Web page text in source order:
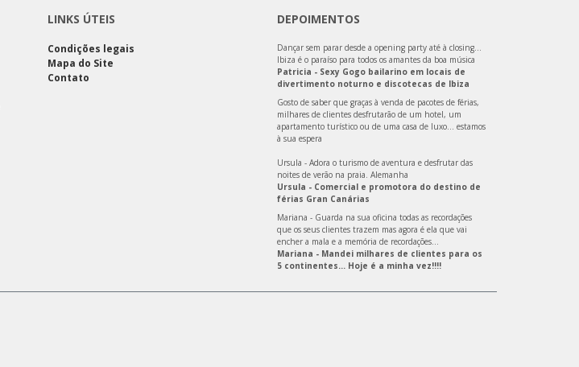
LINKS ÚTEIS
Condições legais
Mapa do Site
Contato
DEPOIMENTOS
Dançar sem parar desde a opening party até à closing…
Ibiza é o paraíso para todos os amantes da boa música
Patricia - Sexy Gogo bailarino em locais de
divertimento noturno e discotecas de Ibiza
Gosto de saber que graças à venda de pacotes de férias,
milhares de clientes desfrutarão de um hotel, um
apartamento turístico ou de uma casa de luxo… estamos
à sua espera
Ursula - Adora o turismo de aventura e desfrutar das
noites de verão na praia. Alemanha
Ursula - Comercial e promotora do destino de
férias Gran Canárias
Mariana - Guarda na sua oficina todas as recordações
que os seus clientes trazem mas agora é ela que vai
encher a mala e a memória de recordações…
Mariana - Mandei milhares de clientes para os
5 continentes… Hoje é a minha vez!!!!